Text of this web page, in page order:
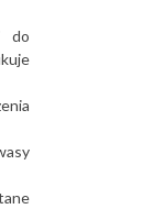
do